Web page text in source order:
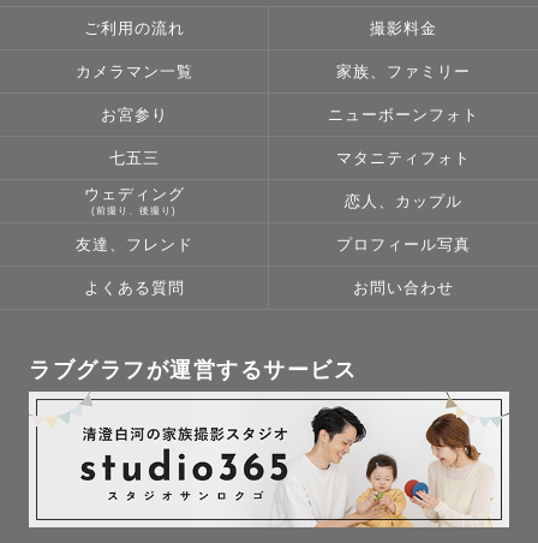
ご利用の流れ 撮影料金
カメラマン一覧 家族、ファミリー
お宮参り ニューボーンフォト
七五三 マタニティフォト
ウェディング
(前撮り、後撮り)
恋人、カップル
友達、フレンド プロフィール写真
よくある質問 お問い合わせ
ラブグラフが運営するサービス